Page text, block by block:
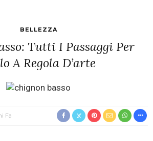
BELLEZZA
Tutti I Passaggi Per
A Regola D’arte
Fa